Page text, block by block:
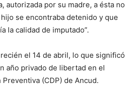
autorizada por su madre, a ésta no
se encontraba detenido y que
la calidad de imputado”.
el 14 de abril, lo que significó
año privado de libertad en el
(CDP) de Ancud.